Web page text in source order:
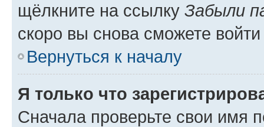
щёлкните на ссылку Забыли
скоро вы снова сможете
Вернуться к началу
Я только что
Сначала проверьте свои имя